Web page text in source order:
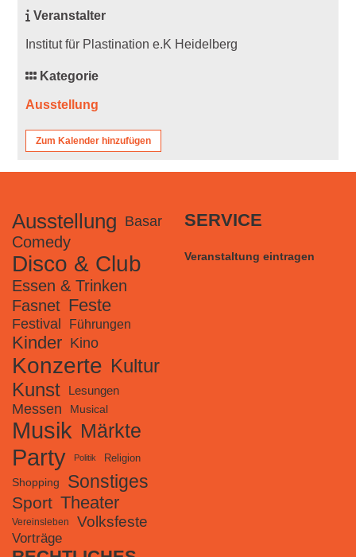
Veranstalter
Institut für Plastination e.K Heidelberg
Kategorie
Ausstellung
Zum Kalender hinzufügen
Ausstellung Basar
Comedy
Disco & Club
Essen & Trinken
Fasnet Feste
Festival Führungen
Kinder Kino
Konzerte Kultur
Kunst
Lesungen
Messen Musical
Musik Märkte
Party Politik Religion
Shopping Sonstiges
Sport Theater
Vereinsleben Volksfeste
Vorträge
SERVICE
Veranstaltung eintragen